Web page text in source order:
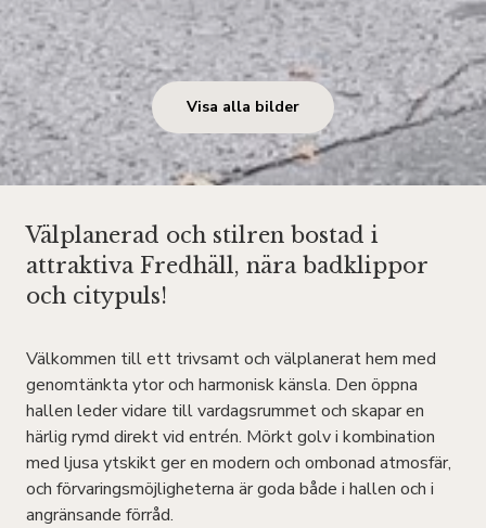
Visa alla bilder
Välplanerad och stilren bostad i
attraktiva Fredhäll, nära badklippor
och citypuls!
Välkommen till ett trivsamt och välplanerat hem med
genomtänkta ytor och harmonisk känsla. Den öppna
hallen leder vidare till vardagsrummet och skapar en
härlig rymd direkt vid entrén. Mörkt golv i kombination
med ljusa ytskikt ger en modern och ombonad atmosfär,
och förvaringsmöjligheterna är goda både i hallen och i
angränsande förråd.